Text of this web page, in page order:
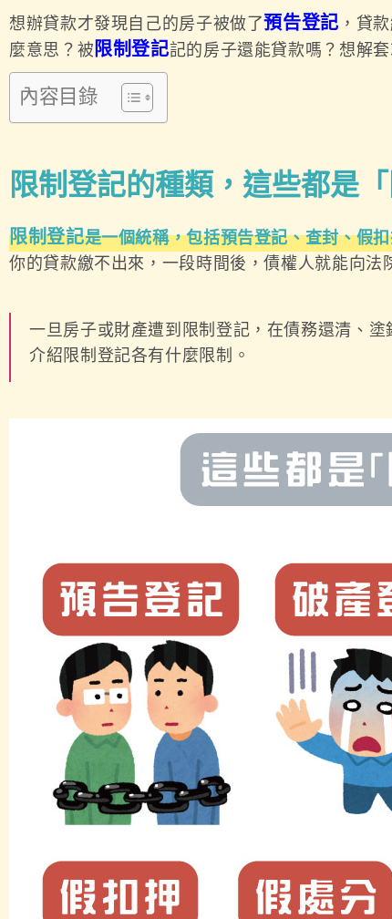
想辦貸款才發現自己的房子被做了預告登記 ，貸
麼意思？被 限制登記記的房子還能貸款嗎？想解
內容目錄
限制登記的種類，這些都是「
限制登記是一個統稱，包括預告登記、查封、假
你的貸款繳不出來，一段時間後，債權人就能向
一旦房子或財產遭到限制登記，在債務還清、
介紹限制登記各有什麼限制。